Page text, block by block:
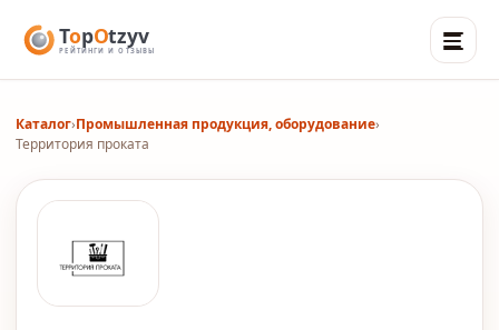
Каталог›Промышленная продукция, оборудование›
Территория проката